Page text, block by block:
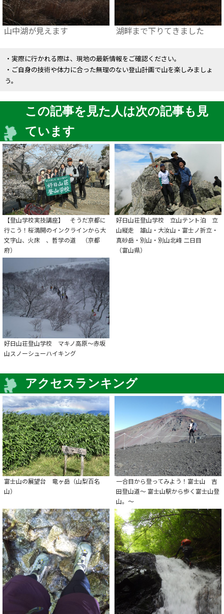
山中湖が見えます 湖畔まで下りてきました
・実際に行かれる際は、現地の最新情報をご確認ください。
・ご自身の技術や体力に合った無理のない登山計画で山を楽しみましょ
う。
この記事を見た人は次の記事も見
ています
【登山学校実技講座】 そうだ京都に
行こう！桜満開のインクラインから大
文字山、火床 、哲学の道 （京都
府）
好日山荘登山学校 立山テント泊 立
山縦走 雄山・大汝山・富士ノ折立・
真砂岳・別山・別山北峰 二日目
（富山県）
好日山荘登山学校 マキノ高原～赤坂
山スノーシューハイキング
アクセスランキング
富士山の展望台 竜ヶ岳（山梨百名
山）
一合目から登ってみよう！富士山 吉
田登山道～ 富士山駅から歩く富士山登
山。～